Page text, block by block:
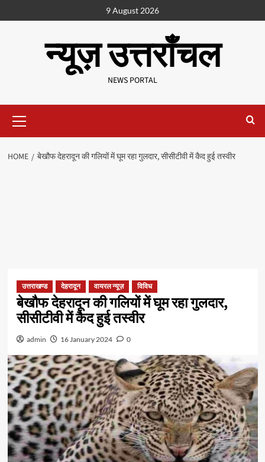
9 August 2026
न्यूज़ उत्तराँचल
NEWS PORTAL
HOME बेखौफ देहरादून की गलियों में घूम रहा गुलदार, सीसीटीवी में कैद हुई तस्वीर
उत्तराखण्ड देहरादून वायरल न्यूज़ विविध
बेखौफ देहरादून की गलियों में घूम रहा गुलदार,
सीसीटीवी में कैद हुई तस्वीर
admin 16 January 2024 0